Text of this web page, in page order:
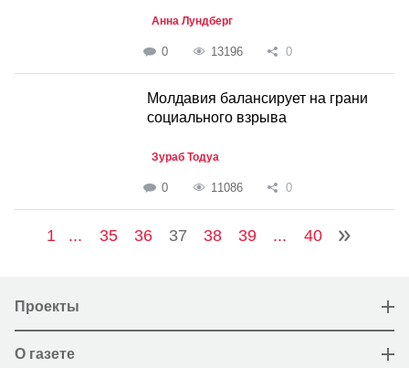
Анна Лундберг
0 13196 0
Молдавия балансирует на грани
социального взрыва
Зураб Тодуа
0 11086 0
1 ... 35 36 37 38 39 ... 40
Проекты
О газете